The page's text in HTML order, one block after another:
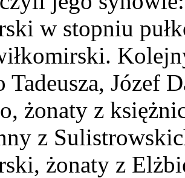
w stopniu
Tadeusza, Józef
żonaty z
z
żonaty z